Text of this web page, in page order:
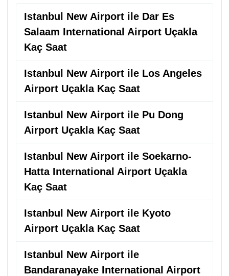
Istanbul New Airport ile Dar Es
Salaam International Airport Uçakla
Kaç Saat
Istanbul New Airport ile Los Angeles
Airport Uçakla Kaç Saat
Istanbul New Airport ile Pu Dong
Airport Uçakla Kaç Saat
Istanbul New Airport ile Soekarno-
Hatta International Airport Uçakla
Kaç Saat
Istanbul New Airport ile Kyoto
Airport Uçakla Kaç Saat
Istanbul New Airport ile
Bandaranayake International Airport